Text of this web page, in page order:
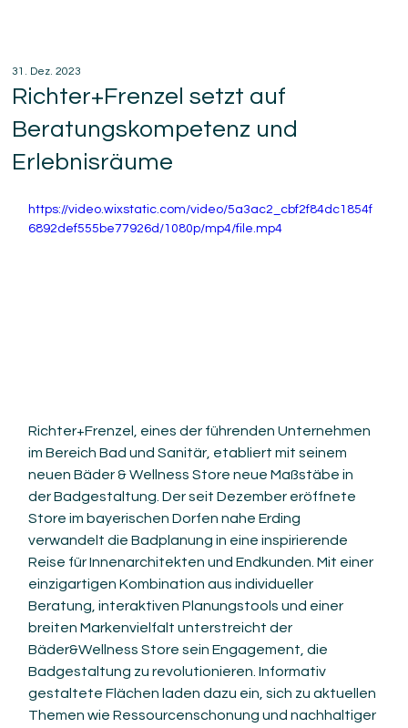
Richter+Frenzel setzt auf
Beratungskompetenz und
Erlebnisräume
31. Dez. 2023
https://video.wixstatic.com/video/5a3ac2_cbf2f84dc1854f
6892def555be77926d/1080p/mp4/file.mp4
Richter+Frenzel, eines der führenden Unternehmen
im Bereich Bad und Sanitär, etabliert mit seinem
neuen Bäder & Wellness Store neue Maßstäbe in
der Badgestaltung. Der seit Dezember eröffnete
Store im bayerischen Dorfen nahe Erding
verwandelt die Badplanung in eine inspirierende
Reise für Innenarchitekten und Endkunden. Mit einer
einzigartigen Kombination aus individueller
Beratung, interaktiven Planungstools und einer
breiten Markenvielfalt unterstreicht der
Bäder&Wellness Store sein Engagement, die
Badgestaltung zu revolutionieren. Informativ
gestaltete Flächen laden dazu ein, sich zu aktuellen
Themen wie Ressourcenschonung und nachhaltiger